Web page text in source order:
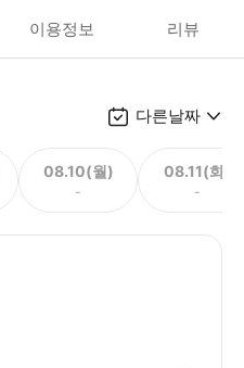
이용정보 리뷰
다른날짜
08.10(월)
-
08.11(화)
-